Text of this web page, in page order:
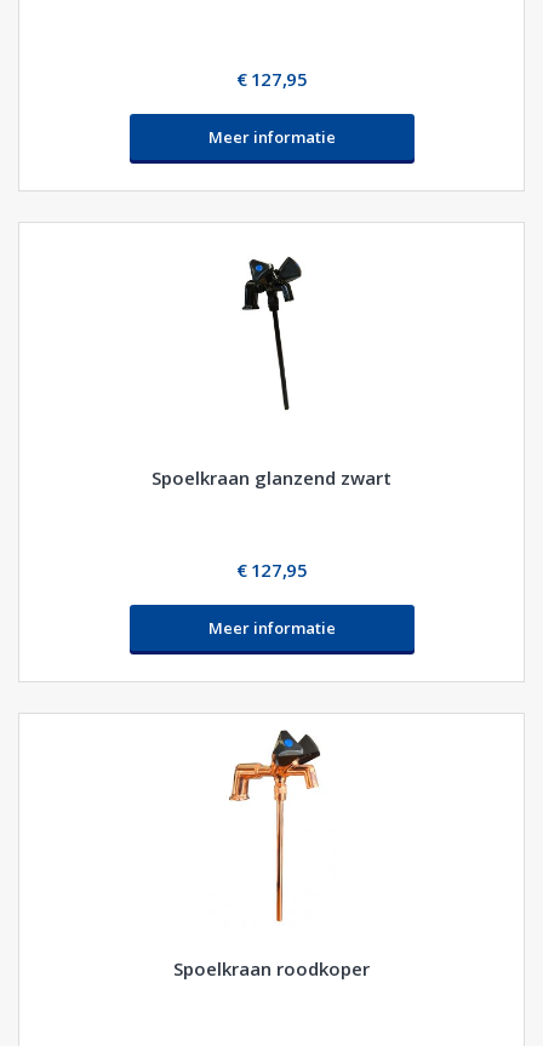
€ 127,95
Meer informatie
Spoelkraan glanzend zwart
€ 127,95
Meer informatie
Spoelkraan roodkoper